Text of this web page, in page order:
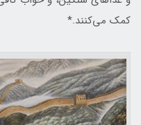
کمک می‌کنند.*